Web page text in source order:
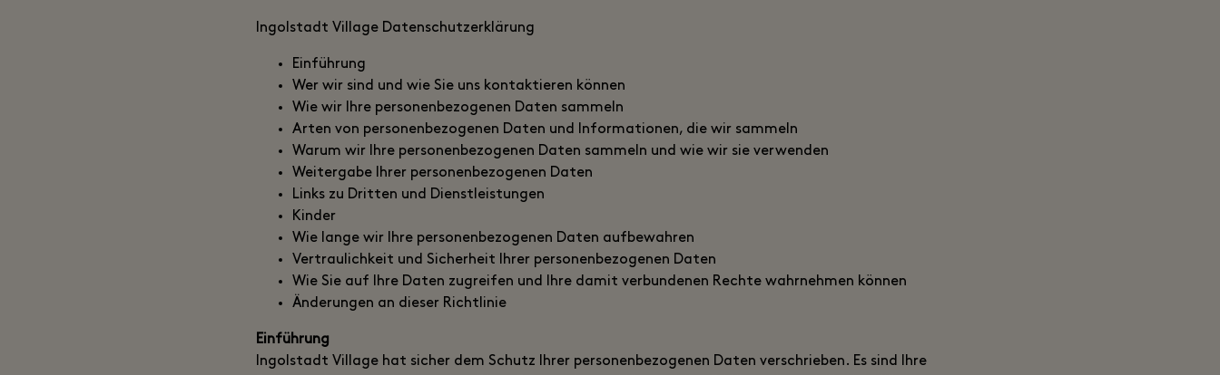
Ingolstadt Village Datenschutzerklärung
Einführung
Wer wir sind und wie Sie uns kontaktieren können
Wie wir Ihre personenbezogenen Daten sammeln
Arten von personenbezogenen Daten und Informationen, die wir sammeln
Warum wir Ihre personenbezogenen Daten sammeln und wie wir sie verwenden
Weitergabe Ihrer personenbezogenen Daten
Links zu Dritten und Dienstleistungen
Kinder
Wie lange wir Ihre personenbezogenen Daten aufbewahren
Vertraulichkeit und Sicherheit Ihrer personenbezogenen Daten
Wie Sie auf Ihre Daten zugreifen und Ihre damit verbundenen Rechte wahrnehmen können
Änderungen an dieser Richtlinie
Einführung
Ingolstadt Village hat sicher dem Schutz Ihrer personenbezogenen Daten verschrieben. Es sind Ihre